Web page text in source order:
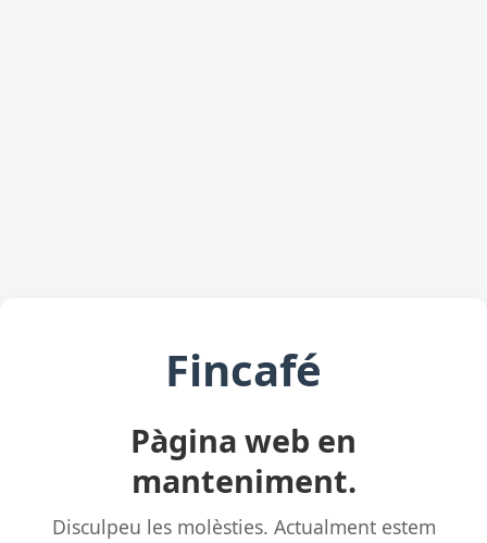
Fincafé
Pàgina web en
manteniment.
Disculpeu les molèsties. Actualment estem